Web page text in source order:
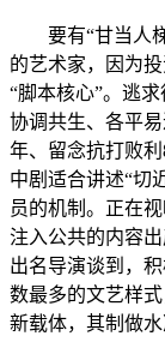
要有“甘当人梯
的艺术家，因为
“脚本核心”。逃
协调共生、各平
年、留念抗打败
中剧适合讲述“切
员的机制。正在
注入公共的内容
出名导演谈到，
数最多的文艺样
新载体，其制做